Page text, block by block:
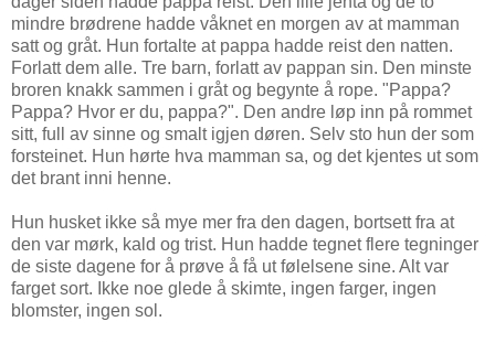
mindre brødrene hadde våknet en morgen av at mamman
satt og gråt. Hun fortalte at pappa hadde reist den natten.
Forlatt dem alle. Tre barn, forlatt av pappan sin. Den minste
broren knakk sammen i gråt og begynte å rope. "Pappa?
Pappa? Hvor er du, pappa?". Den andre løp inn på rommet
sitt, full av sinne og smalt igjen døren. Selv sto hun der som
forsteinet. Hun hørte hva mamman sa, og det kjentes ut som
det brant inni henne.
Hun husket ikke så mye mer fra den dagen, bortsett fra at
den var mørk, kald og trist. Hun hadde tegnet flere tegninger
de siste dagene for å prøve å få ut følelsene sine. Alt var
farget sort. Ikke noe glede å skimte, ingen farger, ingen
blomster, ingen sol.